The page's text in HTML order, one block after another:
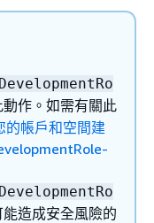
作。如需有關此
的帳戶和空間建
造成安全風險的